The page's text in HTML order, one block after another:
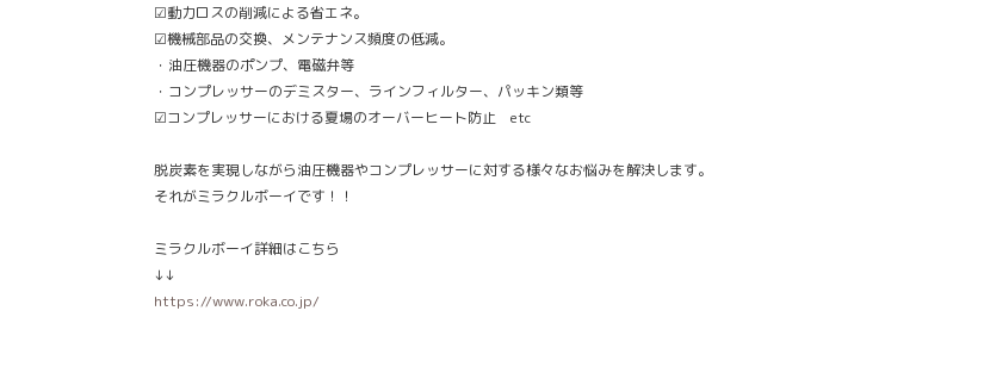
☑動力ロスの削減による省エネ。
☑機械部品の交換、メンテナンス頻度の低減。
・油圧機器のポンプ、電磁弁等
・コンプレッサーのデミスター、ラインフィルター、パッキン類等
☑コンプレッサーにおける夏場のオーバーヒート防止 etc
脱炭素を実現しながら油圧機器やコンプレッサーに対する様々なお悩みを解決します。
それがミラクルボーイです！！
ミラクルボーイ詳細はこちら
↓↓
https://www.roka.co.jp/